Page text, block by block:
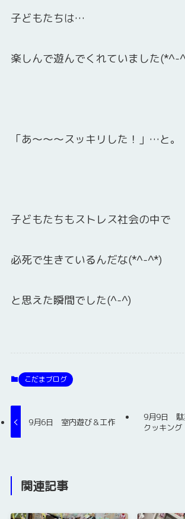
子どもたちは…
楽しんで遊んでくれていました(*^-
「あ～～～スッキリした！」…と。
子どもたちもストレス社会の中で
必死で生きているんだな(*^-^*)
と思えた瞬間でした(^-^)
こだまブログ
9月6日 室内遊び＆工作
9月9日 駄
クッキング
関連記事